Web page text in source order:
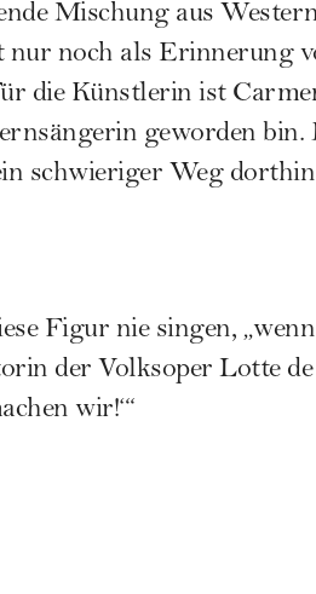
Mischung aus
nur noch als Erinnerung
die Künstlerin ist
geworden bin.
schwieriger Weg
Figur nie singen,
der Volksoper Lotte de
wir!‘“